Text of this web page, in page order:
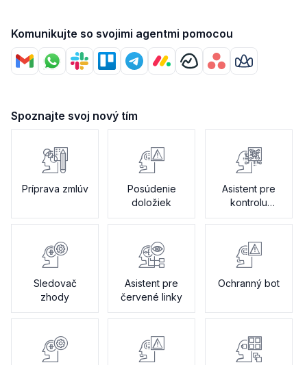
Komunikujte so svojimi agentmi pomocou
Spoznajte svoj nový tím
Príprava zmlúv
Posúdenie
doložiek
Asistent pre
kontrolu
politiky
Sledovač
zhody
Asistent pre
červené linky
Ochranný bot